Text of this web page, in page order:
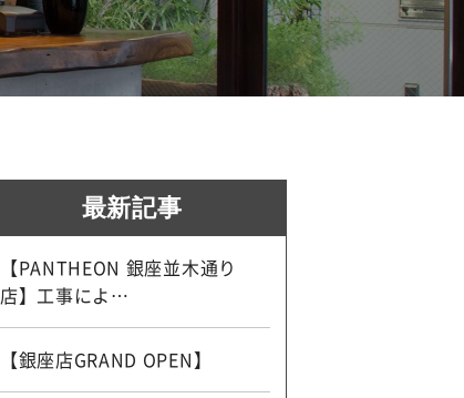
（English）
最新記事
【PANTHEON 銀座並木通り
店】工事によ…
【銀座店GRAND OPEN】